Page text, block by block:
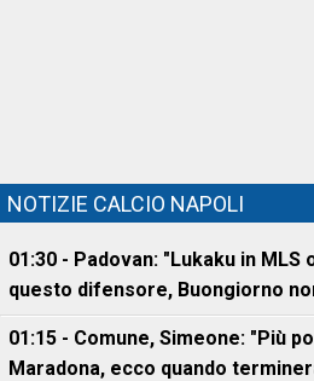
NOTIZIE CALCIO NAPOLI
01:30 - Padovan: "Lukaku in MLS
questo difensore, Buongiorno
01:15 - Comune, Simeone: "Più
Maradona, ecco quando